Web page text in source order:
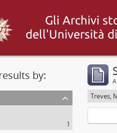
by:
1
Treves,